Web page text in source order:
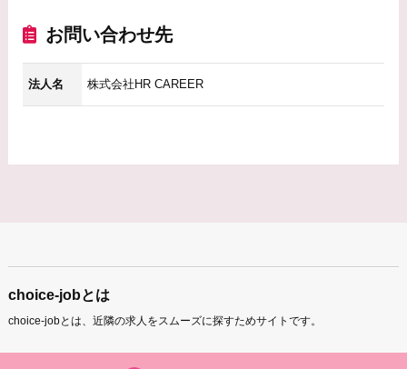
お問い合わせ先
法人名 株式会社HR CAREER
choice-jobとは
choice-jobとは、近隣の求人をスムーズに探すためサイトです。